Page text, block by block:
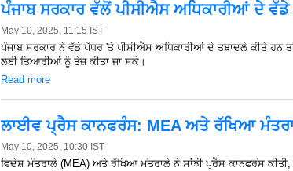
ਪੰਜਾਬ ਸਰਕਾਰ ਵੱਲੋਂ ਪੀਸੀਐਸ ਅਧਿਕਾਰੀਆਂ ਦੇ ਵੱਡੇ
May 10, 2025, 11:15 IST
ਪੰਜਾਬ ਸਰਕਾਰ ਨੇ ਵੱਡੇ ਪੱਧਰ 'ਤੇ ਪੀਸੀਐਸ ਅਧਿਕਾਰੀਆਂ ਦੇ ਤਬਾਦਲੇ ਕੀਤੇ ਹਨ
ਲਈ ਤਿਆਰੀਆਂ ਨੂੰ ਤੇਜ਼ ਕੀਤਾ ਜਾ ਸਕੇ।
Read more
ਲਾਈਵ ਪ੍ਰੈਸ ਕਾਨਫਰੰਸ: MEA ਅਤੇ ਰੱਖਿਆ
May 10, 2025, 10:30 IST
ਵਿਦੇਸ਼ ਮੰਤਰਾਲੇ (MEA) ਅਤੇ ਰੱਖਿਆ ਮੰਤਰਾਲੇ ਨੇ ਸਾਂਝੀ ਪ੍ਰੈਸ ਕਾਨਫਰੰਸ